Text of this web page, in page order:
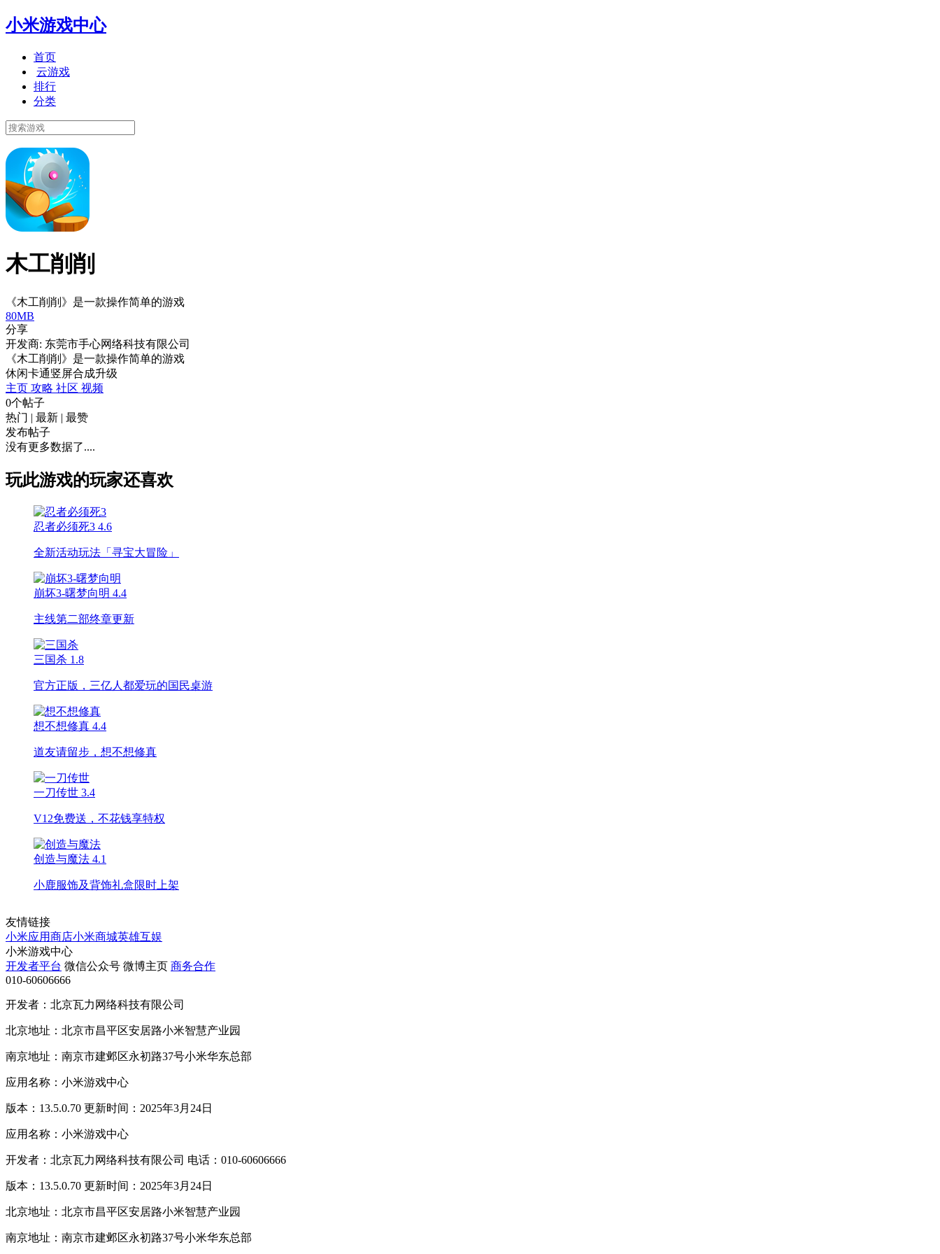
小米游戏中心
首页
云游戏
排行
分类
木工削削
《木工削削》是一款操作简单的游戏
80MB
分享
开发商: 东莞市手心网络科技有限公司
《木工削削》是一款操作简单的游戏
休闲卡通竖屏合成升级
主页 攻略 社区 视频
0个帖子
热门 | 最新 | 最赞
发布帖子
没有更多数据了....
玩此游戏的玩家还喜欢
忍者必须死3 4.6
全新活动玩法「寻宝大冒险」
崩坏3-曙梦向明 4.4
主线第二部终章更新
三国杀 1.8
官方正版，三亿人都爱玩的国民桌游
想不想修真 4.4
道友请留步，想不想修真
一刀传世 3.4
V12免费送，不花钱享特权
创造与魔法 4.1
小鹿服饰及背饰礼盒限时上架
友情链接
小米应用商店小米商城英雄互娱
小米游戏中心
开发者平台 微信公众号 微博主页 商务合作
010-60606666
开发者：北京瓦力网络科技有限公司
北京地址：北京市昌平区安居路小米智慧产业园
南京地址：南京市建邺区永初路37号小米华东总部
应用名称：小米游戏中心
版本：13.5.0.70 更新时间：2025年3月24日
应用名称：小米游戏中心
开发者：北京瓦力网络科技有限公司 电话：010-60606666
版本：13.5.0.70 更新时间：2025年3月24日
北京地址：北京市昌平区安居路小米智慧产业园
南京地址：南京市建邺区永初路37号小米华东总部